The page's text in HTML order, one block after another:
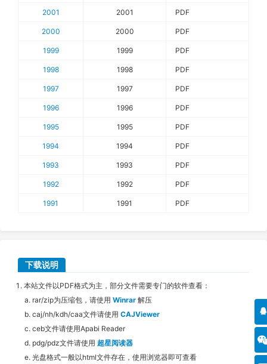
2001 2001 PDF
2000 2000 PDF
1999 1999 PDF
1998 1998 PDF
1997 1997 PDF
1996 1996 PDF
1995 1995 PDF
1994 1994 PDF
1993 1993 PDF
1992 1992 PDF
1991 1991 PDF
下载说明
本站文件以PDF格式为主，部分文件需要专门的软件查看：
rar/zip为压缩包，请使用 Winrar 解压
caj/nh/kdh/caa文件请使用 CAJViewer
ceb文件请使用Apabi Reader
pdg/pdz文件请使用 超星阅读器
光盘格式一般以html文件存在，使用浏览器即可查看